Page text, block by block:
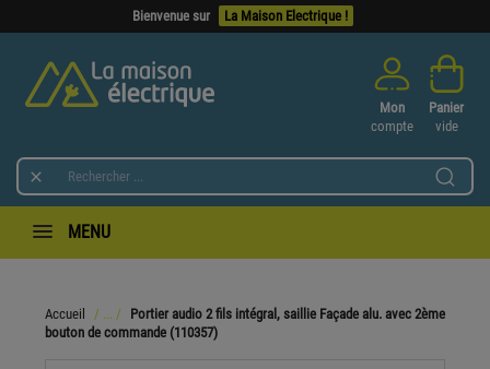
Bienvenue sur La Maison Electrique !

Mon
compte
Panier
vide
MENU
Accueil
Portier audio 2 fils intégral, saillie Façade alu. avec 2ème
bouton de commande (110357)